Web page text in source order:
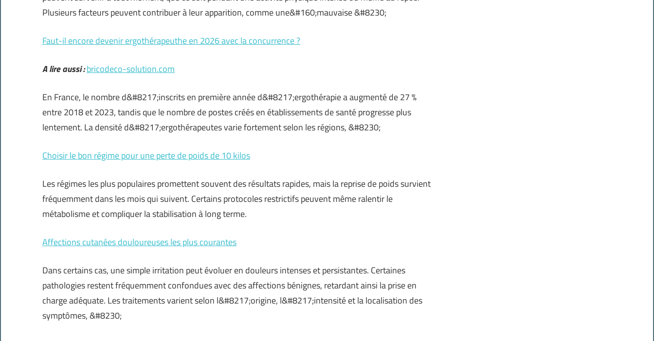
Plusieurs facteurs peuvent contribuer à leur apparition, comme une&#160;mauvaise &#8230;
Faut-il encore devenir ergothérapeuthe en 2026 avec la concurrence ?
A lire aussi :bricodeco-solution.com
En France, le nombre d&#8217;inscrits en première année d&#8217;ergothérapie a augmenté de 27 %
entre 2018 et 2023, tandis que le nombre de postes créés en établissements de santé progresse plus
lentement. La densité d&#8217;ergothérapeutes varie fortement selon les régions, &#8230;
Choisir le bon régime pour une perte de poids de 10 kilos
Les régimes les plus populaires promettent souvent des résultats rapides, mais la reprise de poids survient
fréquemment dans les mois qui suivent. Certains protocoles restrictifs peuvent même ralentir le
métabolisme et compliquer la stabilisation à long terme.
Affections cutanées douloureuses les plus courantes
Dans certains cas, une simple irritation peut évoluer en douleurs intenses et persistantes. Certaines
pathologies restent fréquemment confondues avec des affections bénignes, retardant ainsi la prise en
charge adéquate. Les traitements varient selon l&#8217;origine, l&#8217;intensité et la localisation des
symptômes, &#8230;